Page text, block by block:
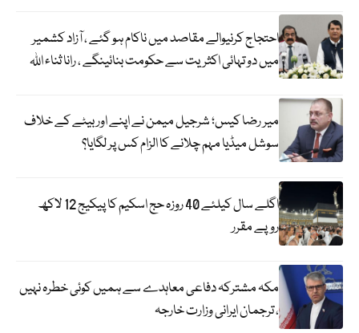
احتجاج کرنیوالے مقاصد میں ناکام ہو گئے ، آزاد کشمیر
میں دو تہائی اکثریت سے حکومت بنائینگے ، رانا ثناء اللہ
میر رضا کیس؛ شرجیل میمن نے اپنے اور بیٹے کے خلاف
سوشل میڈیا مہم چلانے کا الزام کس پر لگایا؟
اگلے سال کیلئے 40 روزہ حج اسکیم کا پیکیج 12 لاکھ
روپے مقرر
مکہ مشترکہ دفاعی معاہدے سے ہمیں کوئی خطرہ نہیں
، ترجمان ایرانی وزارت خارجہ